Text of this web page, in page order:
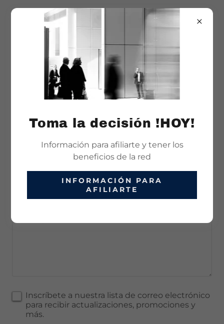
TOMA LA DECISIÓN EL DIA DE HOY
Nombre
Correo electrónico*
Inscríbete a nuestra lista de correo electrónico
para recibir actualizaciones, promociones y
más.
Toma la decisión !HOY!
Información para afiliarte y tener los
beneficios de la red
INFORMACIÓN PARA
AFILIARTE